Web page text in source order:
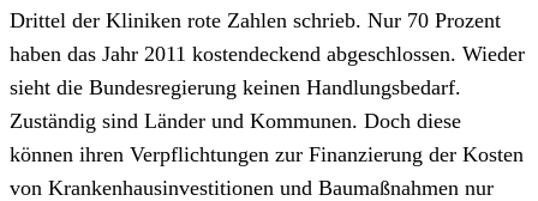
Drittel der Kliniken rote Zahlen schrieb. Nur 70 Prozent
haben das Jahr 2011 kostendeckend abgeschlossen. Wieder
sieht die Bundesregierung keinen Handlungsbedarf.
Zuständig sind Länder und Kommunen. Doch diese
können ihren Verpflichtungen zur Finanzierung der Kosten
von Krankenhausinvestitionen und Baumaßnahmen nur